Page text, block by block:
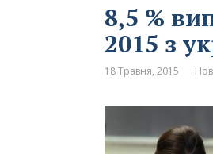
8,5 %
2015 з
18 Травня, 2015